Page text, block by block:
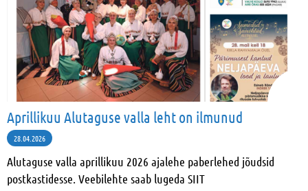
Aprillikuu Alutaguse valla leht on ilmunud
28.04.2026
Alutaguse valla aprillikuu 2026 ajalehe paberlehed jõudsid
postkastidesse. Veebilehte saab lugeda SIIT